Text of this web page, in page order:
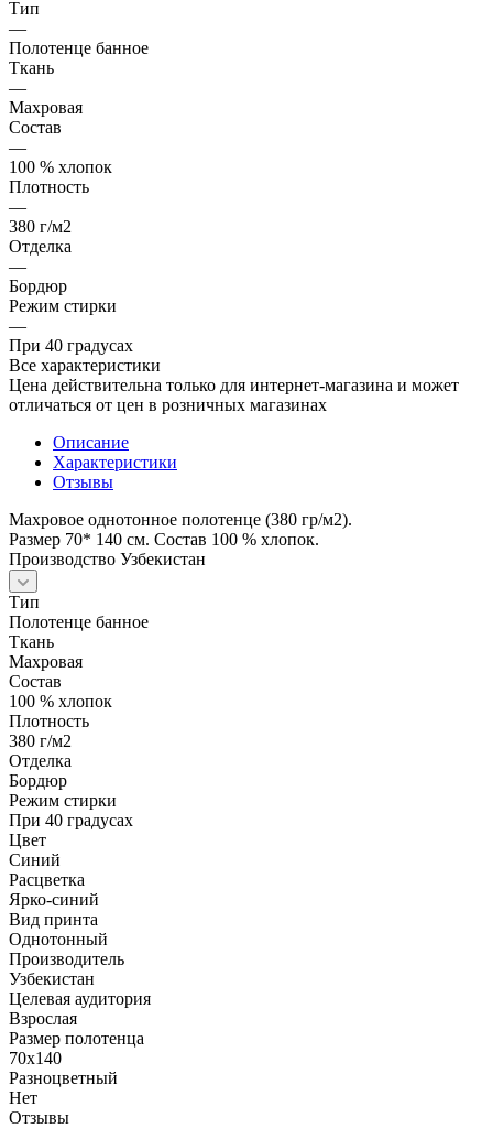
Тип
—
Полотенце банное
Ткань
—
Махровая
Состав
—
100 % хлопок
Плотность
—
380 г/м2
Отделка
—
Бордюр
Режим стирки
—
При 40 градусах
Все характеристики
Цена действительна только для интернет-магазина и может
отличаться от цен в розничных магазинах
Описание
Характеристики
Отзывы
Махровое однотонное полотенце (380 гр/м2).
Размер 70* 140 см. Состав 100 % хлопок.
Производство Узбекистан
Тип
Полотенце банное
Ткань
Махровая
Состав
100 % хлопок
Плотность
380 г/м2
Отделка
Бордюр
Режим стирки
При 40 градусах
Цвет
Синий
Расцветка
Ярко-синий
Вид принта
Однотонный
Производитель
Узбекистан
Целевая аудитория
Взрослая
Размер полотенца
70x140
Разноцветный
Нет
Отзывы